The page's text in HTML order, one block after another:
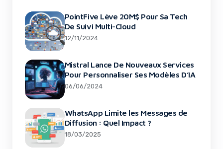
PointFive Lève 20M$ Pour Sa Tech
De Suivi Multi-Cloud
12/11/2024
Mistral Lance De Nouveaux Services
Pour Personnaliser Ses Modèles D’IA
06/06/2024
WhatsApp Limite les Messages de
Diffusion : Quel Impact ?
18/03/2025